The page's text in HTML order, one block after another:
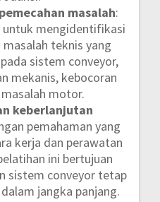
masalah:
untuk mengidentifikasi
teknis yang
sistem conveyor,
mekanis, kebocoran
motor.
keberlanjutan
pemahaman yang
kerja dan perawatan
ini bertujuan
sistem conveyor tetap
jangka panjang.